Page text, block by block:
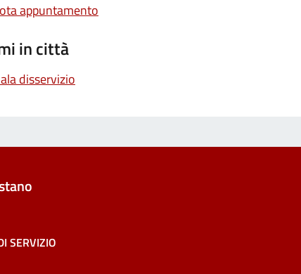
appuntamento
in città
disservizio
SERVIZIO